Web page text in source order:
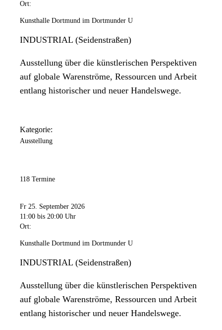
Ort:
Kunsthalle Dortmund im Dortmunder U
INDUSTRIAL (Seidenstraßen)
Ausstellung über die künstlerischen Perspektiven
auf globale Warenströme, Ressourcen und Arbeit
entlang historischer und neuer Handelswege.
Kategorie:
Ausstellung
118 Termine
Fr 25. September 2026
11:00 bis 20:00 Uhr
Ort:
Kunsthalle Dortmund im Dortmunder U
INDUSTRIAL (Seidenstraßen)
Ausstellung über die künstlerischen Perspektiven
auf globale Warenströme, Ressourcen und Arbeit
entlang historischer und neuer Handelswege.